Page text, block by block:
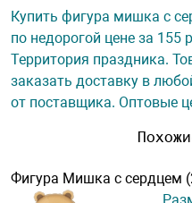
Купить фигура мишка с
по недорогой цене за 155
Территория праздника.
заказать доставку в
от поставщика. Оптовые
Фигура Мишка с сердцем